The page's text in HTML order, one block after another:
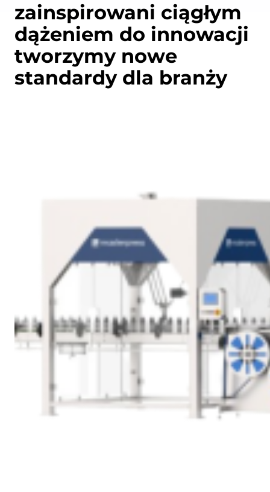
zainspirowani ciągłym
dążeniem do innowacji
tworzymy nowe
standardy dla branży